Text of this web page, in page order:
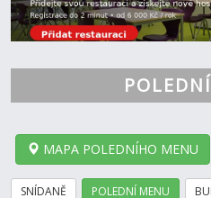
MAPA POLEDNÍHO MENU
SNÍDANĚ POLEDNÍ MENU